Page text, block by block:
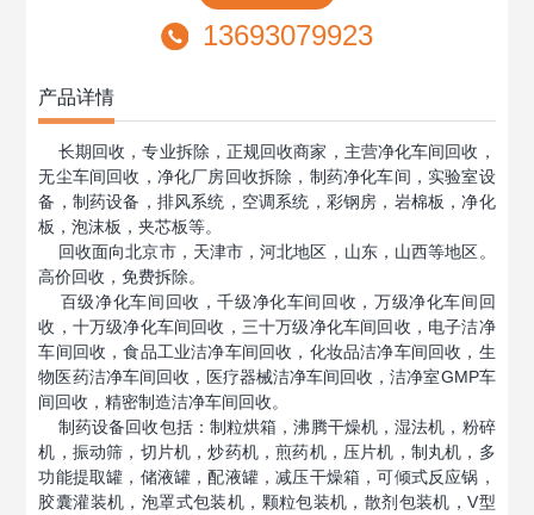
13693079923
产品详情
长期回收，专业拆除，正规回收商家，主营净化车间回收 ，
无尘车间回收，净化厂房回收拆除，制药净化车间，实验室设
备，制药设备，排风系统，空调系统，彩钢房，岩棉板，净化
板，泡沫板，夹芯板等。
回收面向北京市，天津市，河北地区，山东，山西等地区。
高价回收，免费拆除。
百级净化车间回收 ，千级净化车间回收 ，万级净化车间回
收 ，十万级净化车间回收 ，三十万级净化车间回收 ，电子洁净
车间回收，食品工业洁净车间回收，化妆品洁净车间回收，生
物医药洁净车间回收，医疗器械洁净车间回收，洁净室GMP车
间回收，精密制造洁净车间回收。
制药设备回收包括：制粒烘箱，沸腾干燥机，湿法机，粉碎
机，振动筛，切片机，炒药机，煎药机，压片机，制丸机，多
功能提取罐，储液罐，配液罐，减压干燥箱，可倾式反应锅，
胶囊灌装机，泡罩式包装机，颗粒包装机，散剂包装机，V型